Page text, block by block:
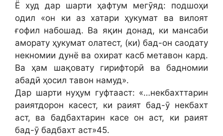
Ё худ дар шарти ҳафтум мегӯяд: подшоҳи
одил «он ки аз хатари ҳукумат ва вилоят
ғофил набошад. Ва яқин донад, ки мансаби
аморату ҳукумат олатест, (ки) бад-он саодату
некномии дунё ва охират касб метавон кард.
Ва ҳам шақовату гирифторӣ ва бадномии
абадӣ ҳосил тавон намуд».
Дар шарти нуҳум гуфтааст: «…некбахттарин
раиятдорон касест, ки раият бад-ӯ некбахт
аст, ва бадбахтарин касе он аст, ки раият
бад-ӯ бадбахт аст»45.